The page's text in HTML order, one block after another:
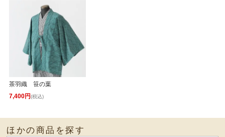
茶羽織 笹の葉
7,400円(税込)
ほかの商品を探す